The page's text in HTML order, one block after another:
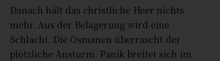
Danach hält das christliche Heer nichts
mehr. Aus der Belagerung wird eine
Schlacht. Die Osmanen überrascht der
plötzliche Ansturm. Panik breitet sich im